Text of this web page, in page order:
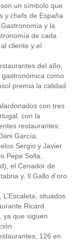
un símbolo que
y chefs de España
y la
de cada
cliente y el
del año,
como
premia la calidad
con tres
con la
restaurantes:
García,
Sergio y Javier
Pepe Solla,
el Cenador de
y, Il Gallo d’oro
, L’Escaleta, situados
Ricard
ya que siguen
126 en